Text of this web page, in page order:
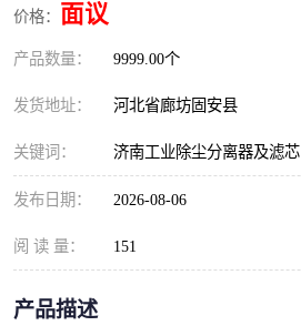
价格： 面议
产品数量： 9999.00个
发货地址： 河北省廊坊固安县
关键词： 济南工业除尘分离器及滤芯
发布日期： 2026-08-06
阅 读 量： 151
产品描述